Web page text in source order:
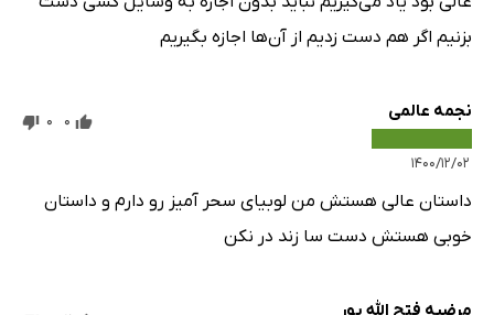
بزنیم اگر هم دست زدیم از آن‌ها اجازه بگیریم
نجمه عالمی
۱۴۰۰/۱۲/۰۲
0
0
داستان عالی هستش من لوبیای سحر آمیز رو دارم و داستان
خوبی هستش دست سا زند در نکن
مرضیه فتح الله پور